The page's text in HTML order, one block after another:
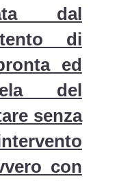
dal
di
ed
del
senza
con